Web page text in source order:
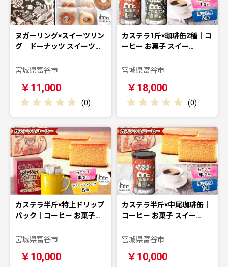
ヌガーリング×スイーツリン
グ｜ドーナッツ スイーツ…
宮城県富谷市
￥11,000
(0)
カステラ1斤×珈琲缶2種｜コ
ーヒー お菓子 スイー…
宮城県富谷市
￥18,000
(0)
カステラ半斤×特上ドリップ
パック｜コーヒー お菓子…
宮城県富谷市
￥10,000
カステラ半斤×中尾珈琲缶｜
コーヒー お菓子 スイー…
宮城県富谷市
￥10,000